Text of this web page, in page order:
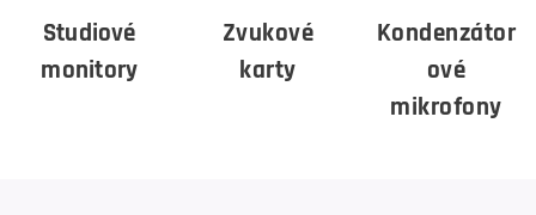
Studiové
monitory
Zvukové
karty
Kondenzátor
ové
mikrofony